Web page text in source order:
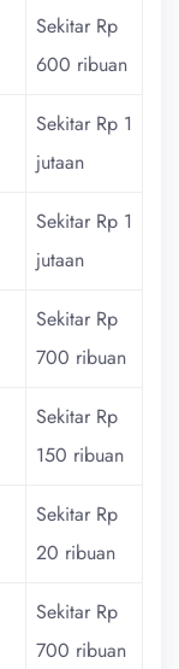
Sekitar Rp
600 ribuan
Sekitar Rp 1
jutaan
Sekitar Rp 1
jutaan
Sekitar Rp
700 ribuan
Sekitar Rp
150 ribuan
Sekitar Rp
20 ribuan
Sekitar Rp
700 ribuan